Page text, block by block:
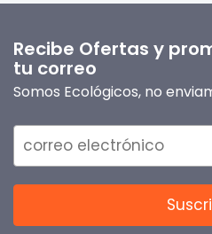
Recibe Ofertas y
tu correo
Somos Ecológicos, no